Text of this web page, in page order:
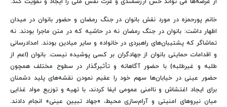
خانم پورحمزه‌ در مورد نقش بانوان در جنگ رمضان و حضور بانوان در میدان
اظهار داشت: بانوان در جنگ رمضان نه در حاشیه که در متن ماجرا بودند. نه
تماشاگر که پشتیبان‌های راهبردی در خانواده و سایر میادین بودند. امدادرسانی
و اقدامات حمایتی بانوان از جهادگران بر کسی پوشیده نیست. بانوان (اعم از
طلبه و غیرطلبه) با حضور آگاهانه و تأثیرگذار در سطوح مختلف همچون
حضور عینی در خیابان‌ها سهم خود را عقیم نمودن نقشه‌های پلید دشمنان
برای ایجاد اغتشاش و ناامنی عمومی ایفا کردند، با تهیه و توزیع مواد غذایی
میان نیروهای امنیتی و آرام‌سازی محیط، «جهاد تبیین عینی» انجام دادند.